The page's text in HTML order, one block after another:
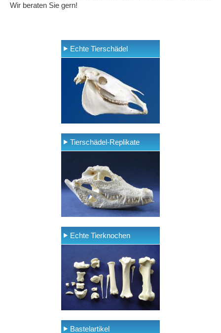
Wir beraten Sie gern!
Echte Tierschädel
Tierschädel-Replikate
Echte Tierknochen
Bastelartikel